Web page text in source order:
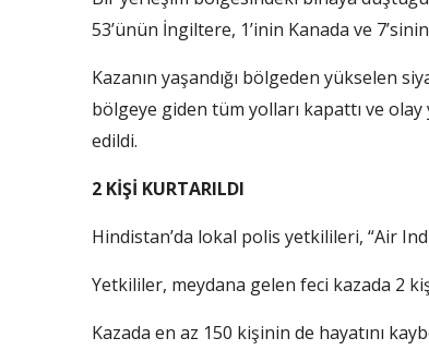
53’ünün İngiltere, 1’inin Kanada ve
Kazanın yaşandığı bölgeden yükselen
bölgeye giden tüm yolları kapattı ve
edildi.
2 KİŞİ KURTARILDI
Hindistan’da lokal polis yetkilileri, “Air
Yetkililer, meydana gelen feci kazada 2
Kazada en az 150 kişinin de hayatını